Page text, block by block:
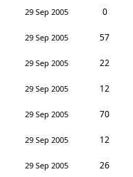
29 Sep 2005 0
29 Sep 2005 57
29 Sep 2005 22
29 Sep 2005 12
29 Sep 2005 70
29 Sep 2005 12
29 Sep 2005 26